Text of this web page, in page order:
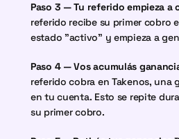
Paso 3 — Tu referido empieza a
referido recibe su primer cobro
estado "activo" y empieza a
Paso 4 — Vos acumulás
referido cobra en Takenos, una
en tu cuenta. Esto se repite
su primer cobro.